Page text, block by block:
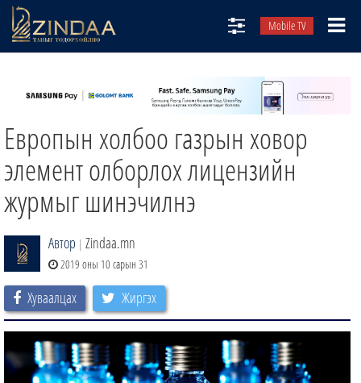
Mobile TV
ТВ8
ӨГЛӨӨНИЙ СОНИН
АУДИО ЗОХИОЛ
Европын холбоо газрын ховор
элемент олборлох лицензийн
журмыг шинэчилнэ
Автор | Zindaa.mn
2019 оны 10 сарын 31
Хуваалцах Жиргэх